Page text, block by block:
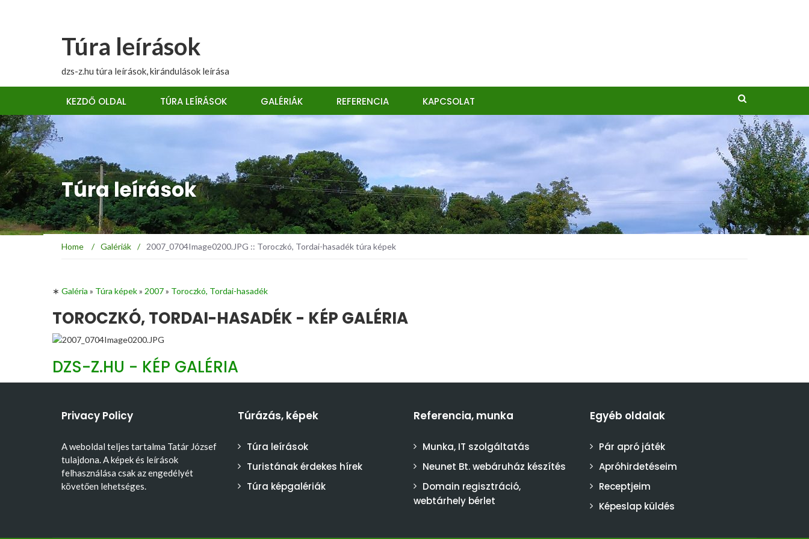
Túra leírások
dzs-z.hu túra leírások, kirándulások leírása
KEZDŐ OLDAL TÚRA LEÍRÁSOK GALÉRIÁK REFERENCIA KAPCSOLAT
Túra leírások
Home / Galériák / 2007_0704Image0200.JPG :: Toroczkó, Tordai-hasadék túra képek
∗ Galéria » Túra képek» 2007» Toroczkó, Tordai-hasadék
TOROCZKÓ, TORDAI-HASADÉK - KÉP GALÉRIA
DZS-Z.HU - KÉP GALÉRIA
Privacy Policy
A weboldal teljes tartalma Tatár József
tulajdona. A képek és leírások
felhasználása csak az engedélyét
követően lehetséges.
Túrázás, képek
Túra leírások
Turistának érdekes hírek
Túra képgalériák
Referencia, munka
Munka, IT szolgáltatás
Neunet Bt. webáruház készítés
Domain regisztráció,
webtárhely bérlet
Egyéb oldalak
Pár apró játék
Apróhirdetéseim
Receptjeim
Képeslap küldés